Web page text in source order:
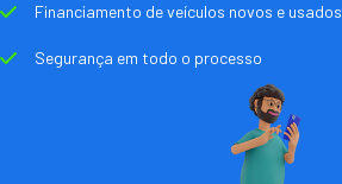
Financiamento de veículos novos e usados
Segurança em todo o processo